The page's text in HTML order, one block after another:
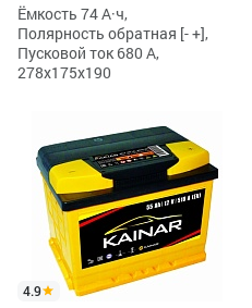
Ёмкость 74 А·ч,
Полярность обратная [- +],
Пусковой ток 680 А,
278x175x190
4.9